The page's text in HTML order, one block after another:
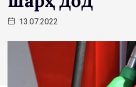
13.07.2022